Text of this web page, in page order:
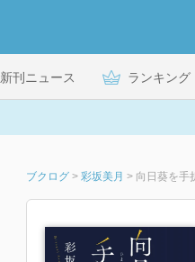
新刊ニュース ランキング
ブクログ > 彩坂美月 > 向日葵を手